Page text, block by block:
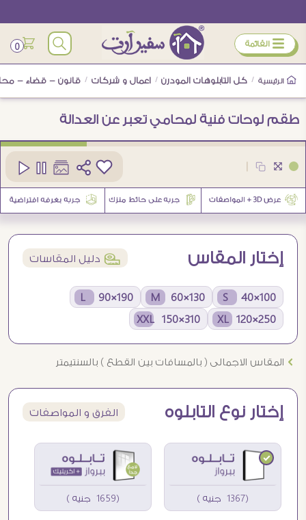
ÿ القائمة 0
الرئيسية / كل التابلوهات المودرن / اعمال و شركات / قانون - قضاء -
طقم لوحات فنية لمحامي تعبر عن العدالة
إختار المقاس í دليل المقاسات
100×40 S
130×60 M
190×90 L
250×120 XL
310×150 XXL
Ö المقاس الاجمالى ( بالمسافات بين القطع ) بالسنتيمتر
إختار نوع التابلوه الفرق و المواصفات
(1367 جنيه ) (1659 جنيه )